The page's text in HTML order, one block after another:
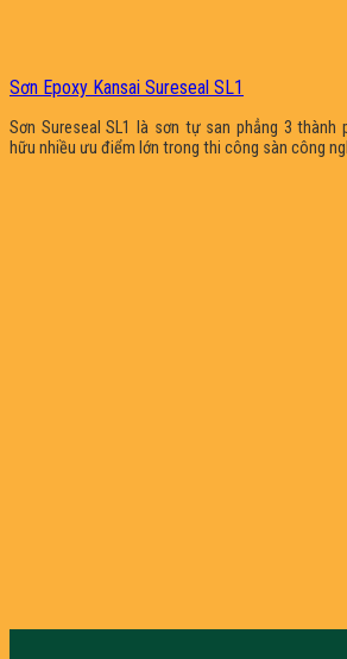
Sơn Epoxy Kansai Sureseal SL1
Sơn Sureseal SL1 là sơn tự san phẳng 3 thành
hữu nhiều ưu điểm lớn trong thi công sàn công